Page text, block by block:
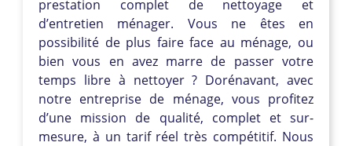
prestation complet de nettoyage et
d’entretien ménager. Vous ne êtes en
possibilité de plus faire face au ménage, ou
bien vous en avez marre de passer votre
temps libre à nettoyer ? Dorénavant, avec
notre entreprise de ménage, vous profitez
d’une mission de qualité, complet et sur-
mesure, à un tarif réel très compétitif. Nous